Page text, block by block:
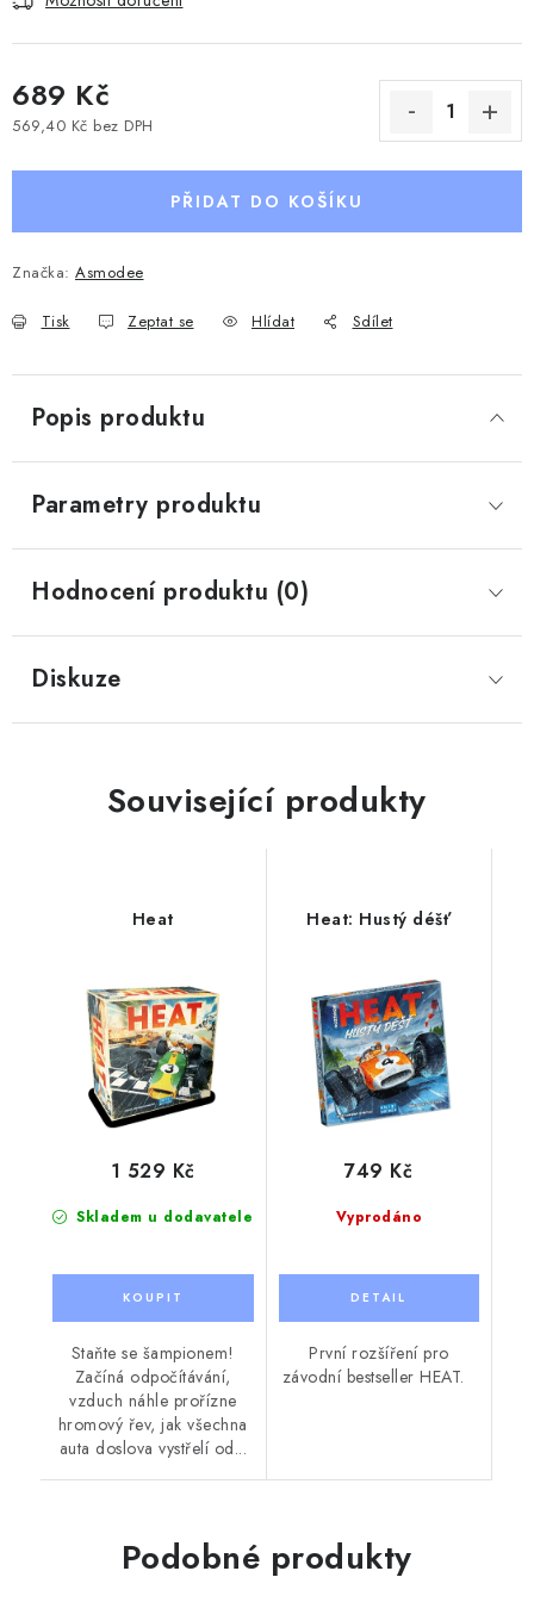
689 Kč
569,40 Kč bez DPH
PŘIDAT DO KOŠÍKU
Značka: Asmodee
Tisk Zeptat se Hlídat Sdílet
Popis produktu
Parametry produktu
Hodnocení produktu (0)
Diskuze
Související produkty
Heat
Skladem u dodavatele
1 529 Kč
Staňte se šampionem!
Začíná odpočítávání,
vzduch náhle prořízne
hromový řev, jak všechna
auta doslova vystřelí od...
Heat: Hustý déšť
Vyprodáno
749 Kč
První rozšíření pro
závodní bestseller HEAT.
Podobné produkty